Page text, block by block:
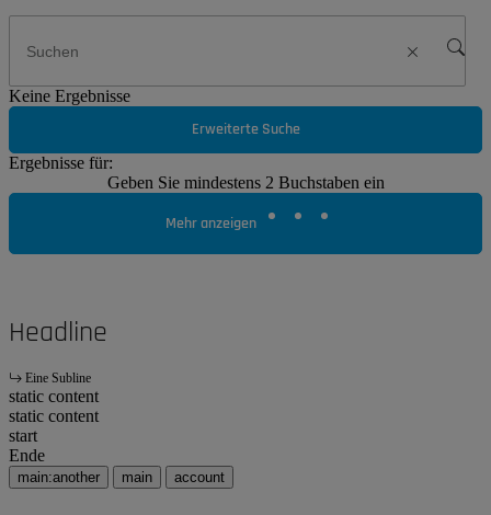
Keine Ergebnisse
Erweiterte Suche
Ergebnisse für:
Geben Sie mindestens 2 Buchstaben ein
Mehr anzeigen
Headline
Eine Subline
static content
static content
start
Ende
main:another main account